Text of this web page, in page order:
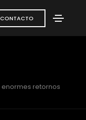
CONTACTO
retornos